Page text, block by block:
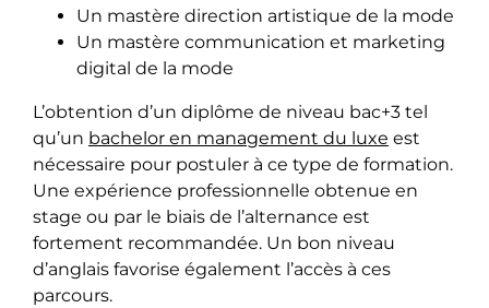
Un mastère direction artistique de la mode
Un mastère communication et marketing
digital de la mode
L’obtention d’un diplôme de niveau bac+3 tel
qu’un bachelor en management du luxe est
nécessaire pour postuler à ce type de formation.
Une expérience professionnelle obtenue en
stage ou par le biais de l’alternance est
fortement recommandée. Un bon niveau
d’anglais favorise également l’accès à ces
parcours.